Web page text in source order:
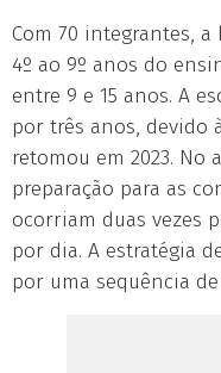
Com 70 integrantes,
4º ao 9º anos do
entre 9 e 15 anos. A
por três anos, devido
retomou em 2023. No
preparação para as
ocorriam duas vezes
por dia. A estratégia
por uma sequência